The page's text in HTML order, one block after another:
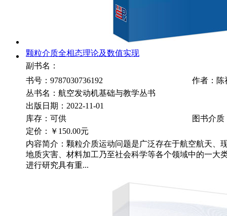
颗粒介质全相态理论及数值实现
副书名：
书号：9787030736192
作者：陈
丛书名：航空发动机基础与教学丛书
出版日期：2022-11-01
库存：可供
图书介质
定价：
￥150.00元
内容简介：颗粒介质运动问题是广泛存在于航空航天、
地质灾害、材料加工乃至社会科学等各个领域中的一大
进行研究具有重...